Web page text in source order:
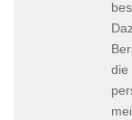
die